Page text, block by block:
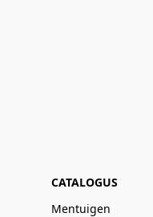
CATALOGUS
Mentuigen